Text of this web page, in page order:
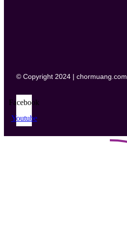
© Copyright 2024 | chormuang.com
Facebook
Youtube